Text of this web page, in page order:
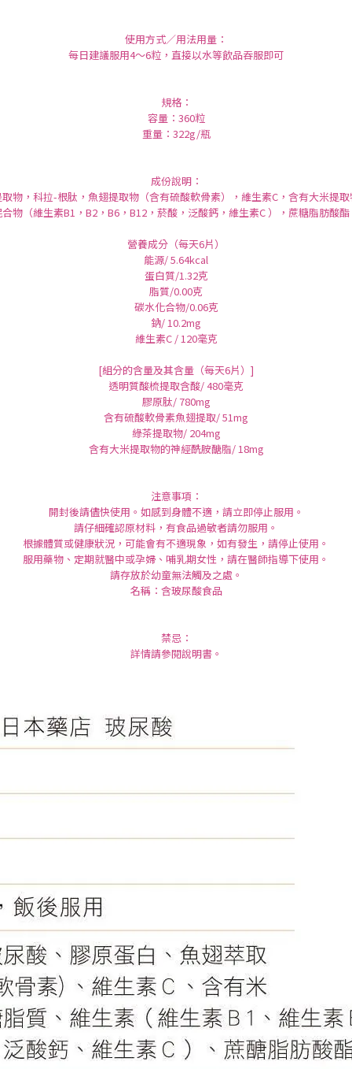
使用方式／用法用量：
每日建議服用4～6粒，直接以水等飲品吞服即可
規格：
容量：360粒
重量：322g/瓶
成份說明：
物，科拉-根肽，魚翅提取物（含有硫酸軟骨素），維生素C，含有大米提取
物（維生素B1，B2，B6，B12，菸酸，泛酸鈣，維生素C ），蔗糖脂肪酸
營養成分（每天6片）
能源/ 5.64kcal
蛋白質/1.32克
脂質/0.00克
碳水化合物/0.06克
鈉/ 10.2mg
維生素C / 120毫克
[組分的含量及其含量（每天6片）]
透明質酸梳提取含酸/ 480毫克
膠原肽/ 780mg
含有硫酸軟骨素魚翅提取/ 51mg
綠茶提取物/ 204mg
含有大米提取物的神經酰胺醣脂/ 18mg
注意事項：
開封後請儘快使用。如感到身體不適，請立即停止服用。
請仔細確認原材料，有食品過敏者請勿服用。
根據體質或健康狀況，可能會有不適現象，如有發生，請停止使用。
服用藥物、定期就醫中或孕婦、哺乳期女性，請在醫師指導下使用。
請存放於幼童無法觸及之處。
名稱：含玻尿酸食品
禁忌：
詳情請參閱說明書。